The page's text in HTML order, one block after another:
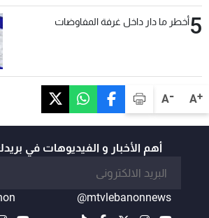
A+
A-
5أخطر ما دار داخل غرفة المفاوضات
أهم الأخبار و الفيديوهات في
@mtvlebanonnews